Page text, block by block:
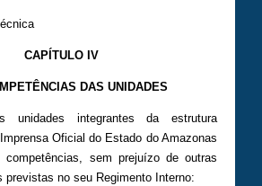
CAPÍTULO IV
DAS UNIDADES
unidades integrantes da estrutura
Oficial do Estado do Amazonas
sem prejuízo de outras
previstas no seu Regimento Interno: